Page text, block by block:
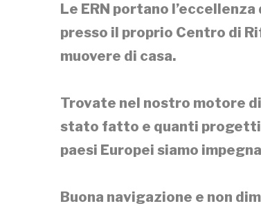
Le ERN portano
presso il proprio Centro di
muovere di casa.
Trovate nel nostro motore
stato fatto e quanti progetti
paesi Europei siamo
Buona navigazione e non